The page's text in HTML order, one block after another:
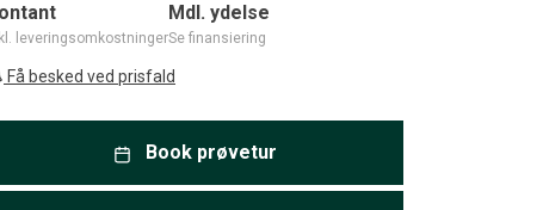
leveringsomkostninger
Mdl. ydelse
Se finansiering
Få besked ved prisfald
Book prøvetur